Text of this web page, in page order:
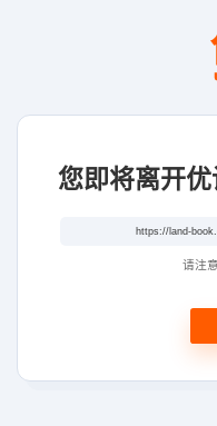
您即将离开
请注